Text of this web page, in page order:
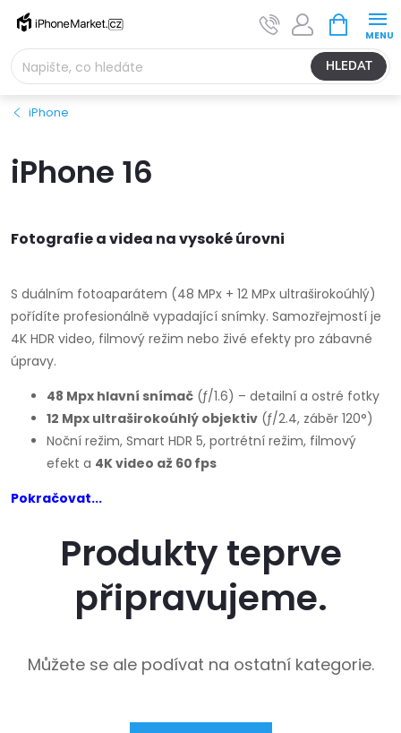
Přejít
obsah
HLEDAT
NÁKUPNÍ
KOŠÍK
iPhone
iPhone 16
Fotografie a videa na vysoké úrovni
S duálním fotoaparátem (48 MPx + 12 MPx ultraširokoúhlý)
pořídíte profesionálně vypadající snímky. Samozřejmostí je
4K HDR video, filmový režim nebo živé efekty pro zábavné
úpravy.
48 Mpx hlavní snímač (ƒ/1.6) – detailní a ostré fotky
12 Mpx ultraširokoúhlý objektiv (ƒ/2.4, záběr 120°)
Noční režim, Smart HDR 5, portrétní režim, filmový
efekt a 4K video až 60 fps
Pokračovat...
Produkty teprve
připravujeme.
Můžete se ale podívat na ostatní kategorie.